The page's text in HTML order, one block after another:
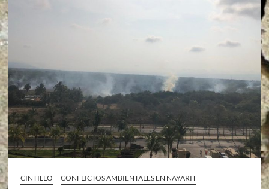
CINTILLO CONFLICTOS AMBIENTALES EN NAYARIT